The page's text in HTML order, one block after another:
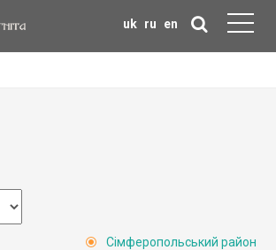
uk ru en
Сімферопольський район